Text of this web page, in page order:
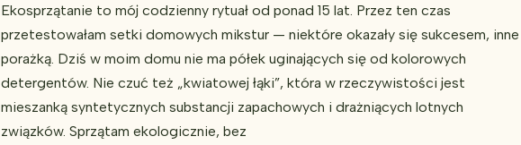
Ekosprzątanie to mój codzienny rytuał od ponad 15 lat. Przez ten czas
przetestowałam setki domowych mikstur — niektóre okazały się sukcesem, inne
porażką. Dziś w moim domu nie ma półek uginających się od kolorowych
detergentów. Nie czuć też „kwiatowej łąki”, która w rzeczywistości jest
mieszanką syntetycznych substancji zapachowych i drażniących lotnych
związków. Sprzątam ekologicznie, bez